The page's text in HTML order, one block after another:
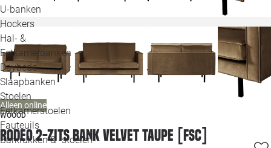
U-banken
Hockers
Hal- &
Eetkamerbanken
Daybeds
Slaapbanken
Stoelen
Eetkamerstoelen
Fauteuils
Barkrukken & -stoelen
Alleen online
WOOOD
Rodeo 2-zits bank velvet taupe [fsc]